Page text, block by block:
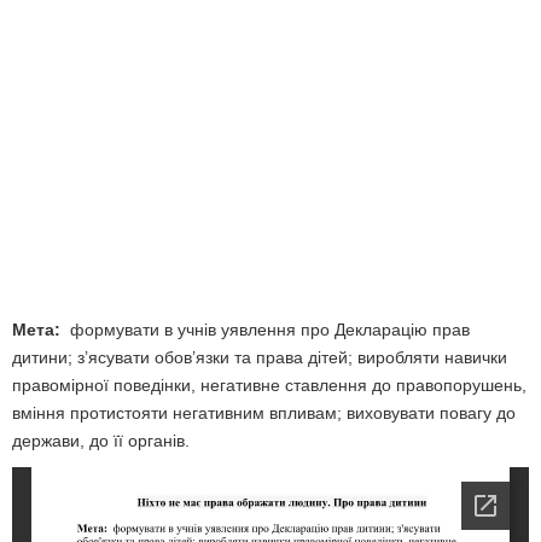
Мета: формувати в учнів уявлення про Декларацію прав
дитини; з’ясувати обов’язки та права дітей; виробляти навички
правомірної поведінки, негативне ставлення до правопорушень,
вміння протистояти негативним впливам; виховувати повагу до
держави, до її органів.